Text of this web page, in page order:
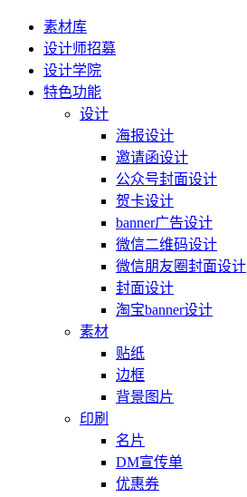
素材库
设计师招募
设计学院
特色功能
设计
海报设计
邀请函设计
公众号封面设计
贺卡设计
banner广告设计
微信二维码设计
微信朋友圈封面设计
封面设计
淘宝banner设计
素材
贴纸
边框
背景图片
印刷
名片
DM宣传单
优惠券